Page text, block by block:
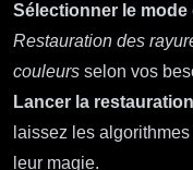
Sélectionner le
Restauration des
couleurs selon vos
Lancer la
laissez les
leur magie.